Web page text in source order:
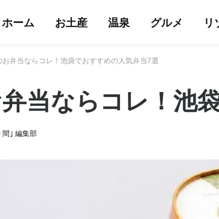
ホーム お土産 温泉 グルメ リ
お弁当ならコレ！池袋でおすすめの人気弁当7選
当ならコレ！池
間｣ 編集部